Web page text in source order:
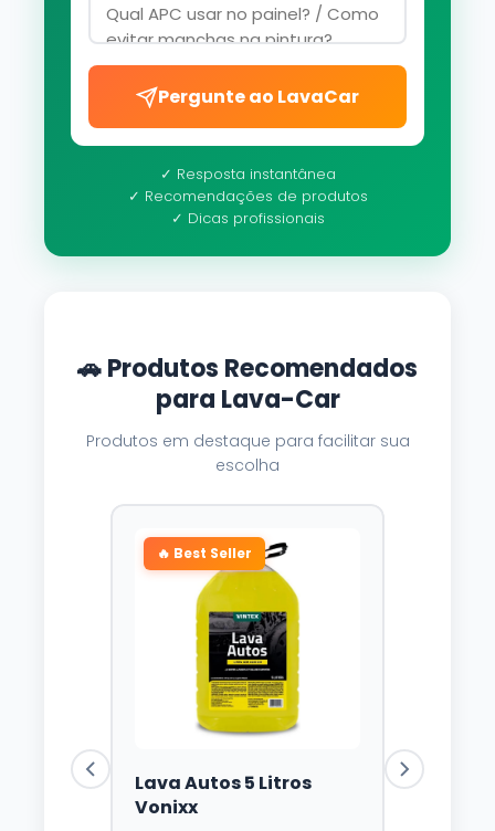
Pergunte ao LavaCar
✓ Resposta instantânea
✓ Recomendações de produtos
✓ Dicas profissionais
🚗 Produtos Recomendados
para Lava-Car
Produtos em destaque para facilitar sua
escolha
🔥 Best Seller
Lava Autos 5 Litros
Vonixx